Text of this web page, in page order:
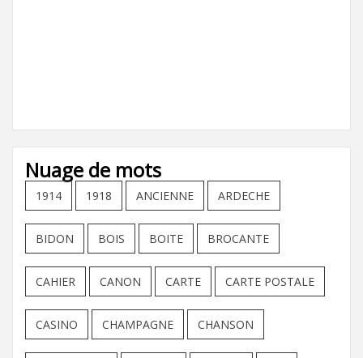
Nuage de mots
1914 1918 ANCIENNE ARDECHE
BIDON BOIS BOITE BROCANTE
CAHIER CANON CARTE CARTE POSTALE
CASINO CHAMPAGNE CHANSON